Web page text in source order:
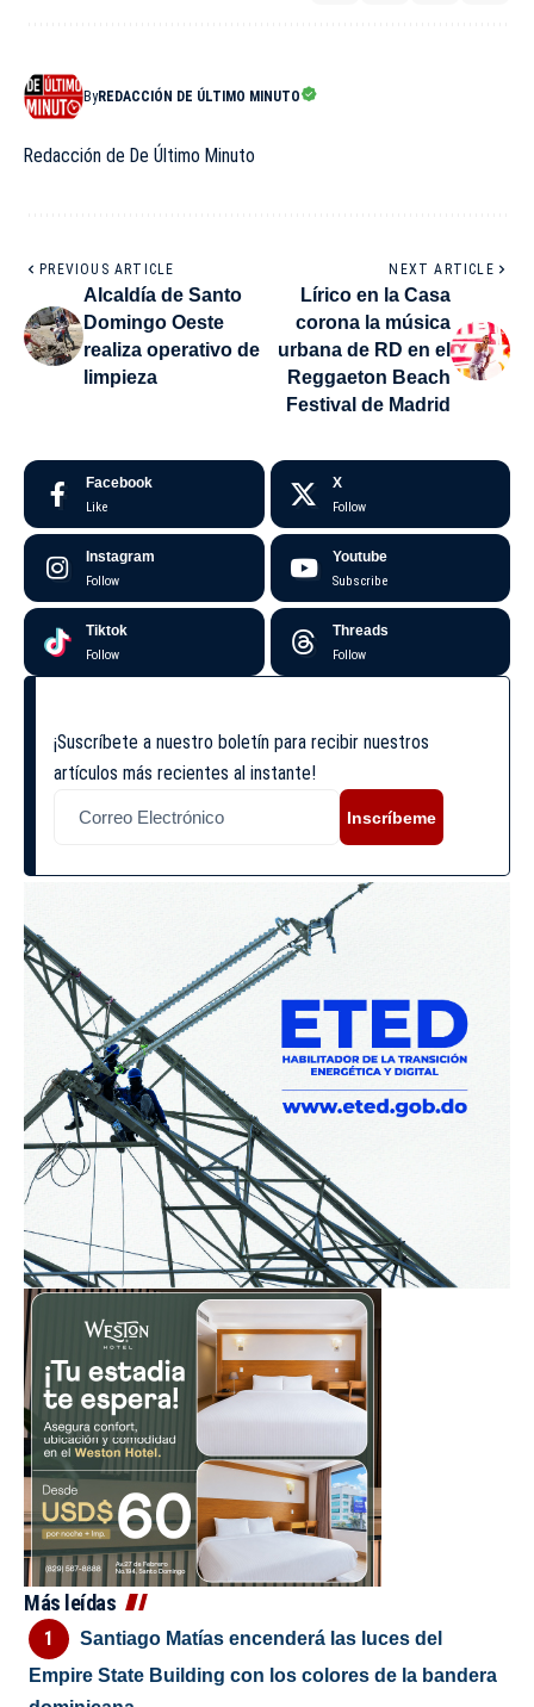
ByREDACCIÓN DE ÚLTIMO MINUTO
Redacción de De Último Minuto
PREVIOUS ARTICLE
Alcaldía de Santo
Domingo Oeste
realiza operativo de
limpieza
NEXT ARTICLE
Lírico en la Casa
corona la música
urbana de RD en el
Reggaeton Beach
Festival de Madrid
Facebook
Like
X
Follow
Instagram
Follow
Youtube
Subscribe
Tiktok
Follow
Threads
Follow
¡Suscríbete a nuestro boletín para recibir nuestros
artículos más recientes al instante!
Inscríbeme
Más leídas
Santiago Matías encenderá las luces del
Empire State Building con los colores de la bandera